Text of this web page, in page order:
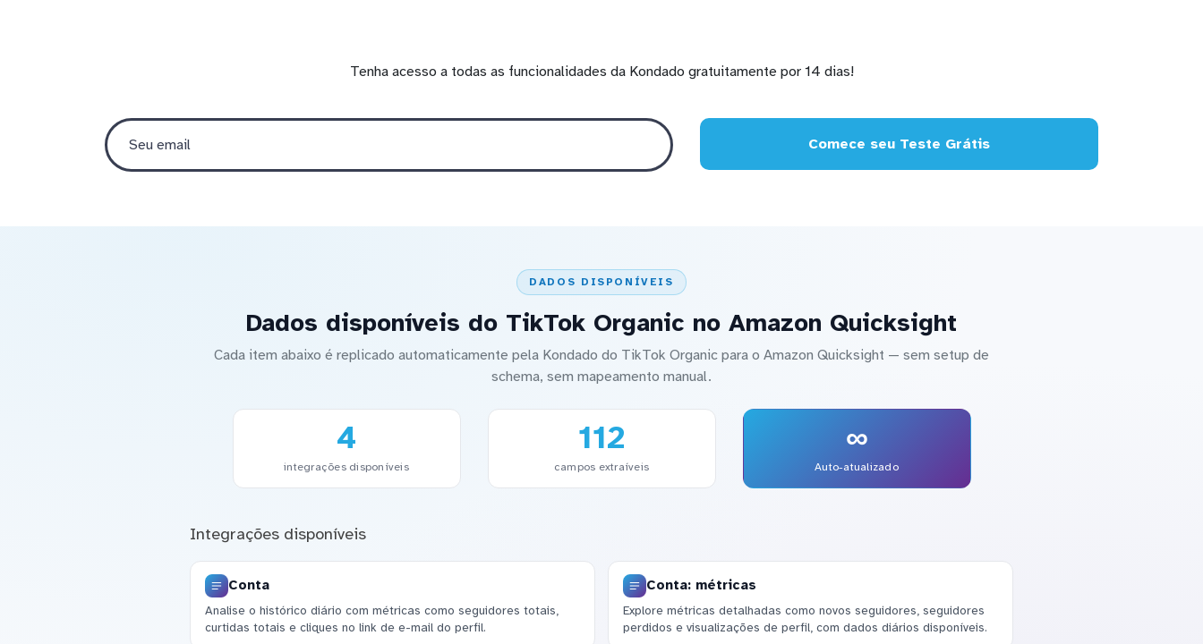
Tenha acesso a todas as funcionalidades da Kondado gratuitamente por 14 dias!
Comece seu Teste Grátis
DADOS DISPONÍVEIS
Dados disponíveis do TikTok Organic no Amazon Quicksight
Cada item abaixo é replicado automaticamente pela Kondado do TikTok Organic para o Amazon Quicksight — sem setup de
schema, sem mapeamento manual.
4
integrações disponíveis
112
campos extraíveis
∞
Auto-atualizado
Integrações disponíveis
Conta
Analise o histórico diário com métricas como seguidores totais,
curtidas totais e cliques no link de e-mail do perfil.
Conta: métricas
Explore métricas detalhadas como novos seguidores, seguidores
perdidos e visualizações de perfil, com dados diários disponíveis.